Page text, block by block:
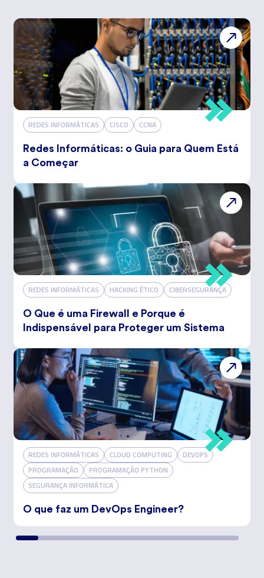
REDES INFORMÁTICAS CISCO CCNA
Redes Informáticas: o Guia para Quem Está
a Começar
REDES INFORMÁTICAS HACKING ÉTICO CIBERSEGURANÇA
O Que é uma Firewall e Porque é
Indispensável para Proteger um Sistema
REDES INFORMÁTICAS CLOUD COMPUTING
DEVOPS
PROGRAMAÇÃO
PROGRAMAÇÃO PYTHON
SEGURANÇA INFORMÁTICA
O que faz um DevOps Engineer?